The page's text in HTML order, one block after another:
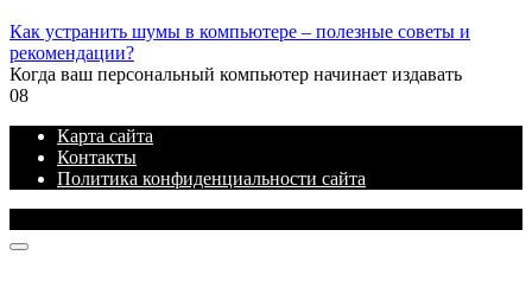
Как устранить шумы в компьютере – полезные советы и
рекомендации?
Когда ваш персональный компьютер начинает издавать
08
Карта сайта
Контакты
Политика конфиденциальности сайта